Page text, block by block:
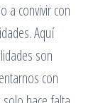
a convivir con
Aquí
son
con